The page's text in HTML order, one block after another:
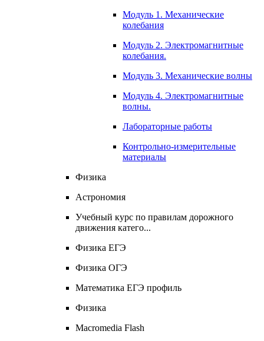
Модуль 1. Механические
колебания
Модуль 2. Электромагнитные
колебания.
Модуль 3. Механические волны
Модуль 4. Электромагнитные
волны.
Лабораторные работы
Контрольно-измерительные
материалы
Физика
Астрономия
Учебный курс по правилам дорожного
движения катего...
Физика ЕГЭ
Физика ОГЭ
Математика ЕГЭ профиль
Физика
Macromedia Flash